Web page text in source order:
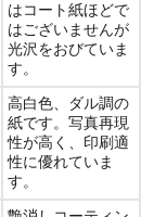
はコート紙ほどで
はございませんが
光沢をおびていま
す。
高白色、ダル調の
紙です。写真再現
性が高く、印刷適
性に優れていま
す。